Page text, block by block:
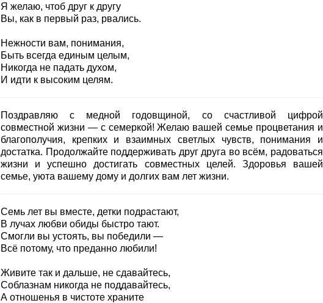
Я желаю, чтоб друг к другу
Вы, как в первый раз, рвались.
Нежности вам, понимания,
Быть всегда единым целым,
Никогда не падать духом,
И идти к высоким целям.
Поздравляю с медной годовщиной, со счастливой цифрой
совместной жизни — с семеркой! Желаю вашей семье процветания и
благополучия, крепких и взаимных светлых чувств, понимания и
достатка. Продолжайте поддерживать друг друга во всём, радоваться
жизни и успешно достигать совместных целей. Здоровья вашей
семье, уюта вашему дому и долгих вам лет жизни.
Семь лет вы вместе, детки подрастают,
В лучах любви обиды быстро тают.
Смогли вы устоять, вы победили —
Всё потому, что преданно любили!
Живите так и дальше, не сдавайтесь,
Соблазнам никогда не поддавайтесь,
А отношенья в чистоте храните